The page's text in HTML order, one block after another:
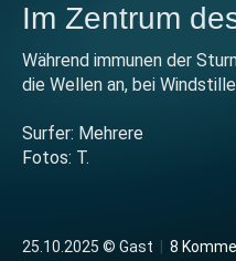
Im Zentrum
Während immunen der
die Wellen an, bei
Surfer: Mehrere
Fotos: T.
25.10.2025 © Gast 8